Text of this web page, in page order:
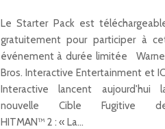
Le Starter Pack est
gratuitement pour participer à
événement à durée limitée
Bros. Interactive Entertainment et
Interactive lancent aujourd'hui
nouvelle Cible Fugitive
HITMAN™ 2 : « La…